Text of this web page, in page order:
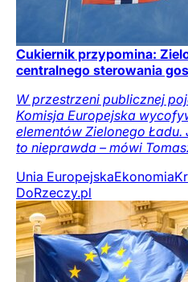
Cukiernik przypomina:
centralnego sterowania
W przestrzeni publicznej
Komisja Europejska
elementów Zielonego
to nieprawda – mówi
Unia EuropejskaEkonomia
DoRzeczy.pl